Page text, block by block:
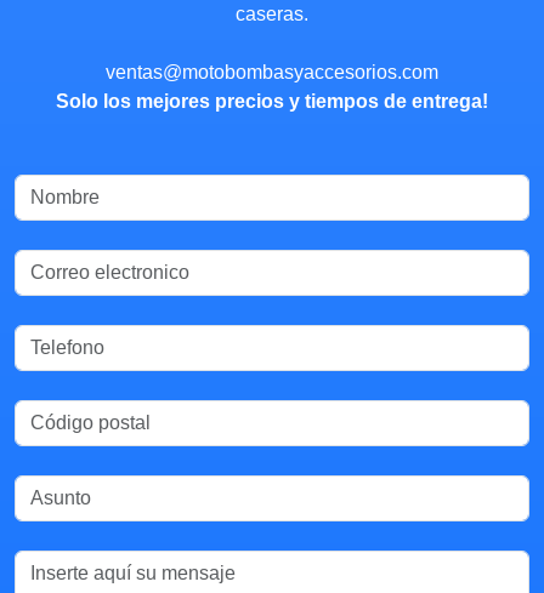
caseras.
ventas@motobombasyaccesorios.com
Solo los mejores precios y tiempos de entrega!